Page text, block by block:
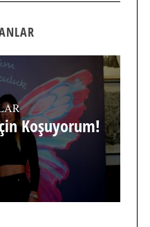
Koşuyorum!